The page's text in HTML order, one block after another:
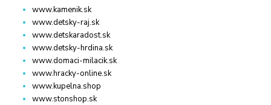
www.kamenik.sk
www.detsky-raj.sk
www.detskaradost.sk
www.detsky-hrdina.sk
www.domaci-milacik.sk
www.hracky-online.sk
www.kupelna.shop
www.stonshop.sk